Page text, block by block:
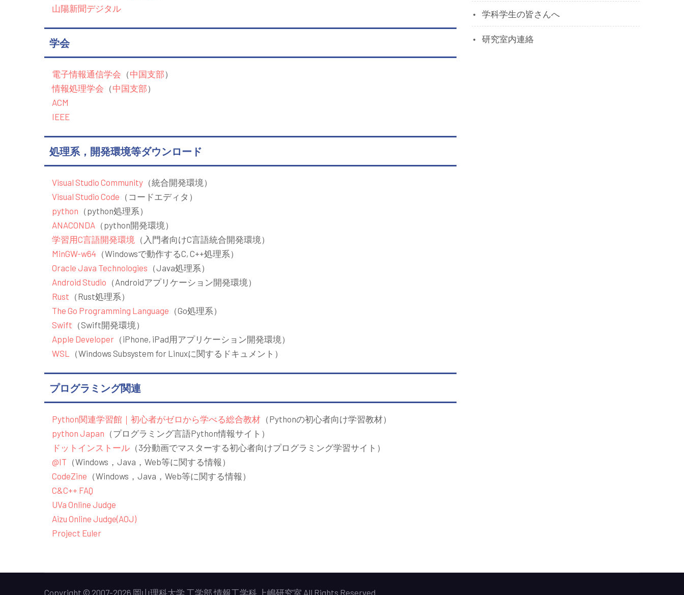
山陽新聞デジタル
学会
電子情報通信学会 （中国支部）
情報処理学会 （中国支部）
ACM
IEEE
処理系，開発環境等ダウンロード
Visual Studio Community （統合開発環境）
Visual Studio Code （コードエディタ）
python （python処理系）
ANACONDA （python開発環境）
学習用C言語開発環境 （入門者向けC言語統合開発環境）
MinGW-w64 （Windowsで動作するC, C++処理系）
Oracle Java Technologies （Java処理系）
Android Studio （Androidアプリケーション開発環境）
Rust （Rust処理系）
The Go Programming Language （Go処理系）
Swift （Swift開発環境）
Apple Developer （iPhone, iPad用アプリケーション開発環境）
WSL
（Windows Subsystem for Linuxに関するドキュメント）
プログラミング関連
Python関連学習館｜初心者がゼロから学べる総合教材 （Pythonの初心者向け学習教材）
python Japan （プログラミング言語Python情報サイト）
ドットインストール （3分動画でマスターする初心者向けプログラミング学習サイト）
@IT （Windows，Java，Web等に関する情報）
CodeZine （Windows，Java，Web等に関する情報）
C&C++ FAQ
UVa Online Judge
Aizu Online Judge(AOJ)
Project Euler
学科学生の皆さんへ
研究室内連絡
Copyright © 2007-2026 岡山理科大学 工学部 情報工学科 上嶋研究室 All Rights Reserved.